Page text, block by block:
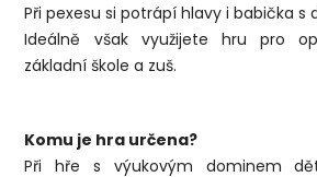
Při pexesu si potrápí hlavy i babička s
Ideálně však využijete hru pro
základní škole a zuš.
Komu je hra určena?
Při hře s výukovým dominem